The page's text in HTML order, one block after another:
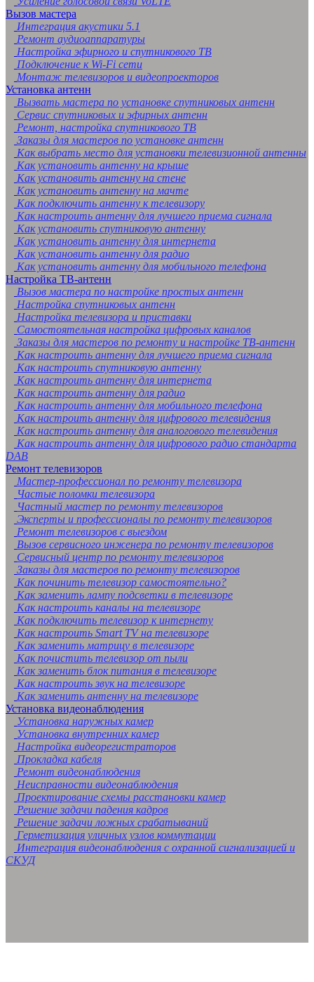
Вызов мастера
Интеграция акустики 5.1
Ремонт аудиоаппаратуры
Настройка эфирного и спутникового ТВ
Подключение к Wi-Fi сети
Монтаж телевизоров и видеопроекторов
Установка антенн
Вызвать мастера по установке спутниковых антенн
Сервис спутниковых и эфирных антенн
Ремонт, настройка спутникового ТВ
Заказы для мастеров по установке антенн
Как выбрать место для установки телевизионной антенны
Как установить антенну на крыше
Как установить антенну на стене
Как установить антенну на мачте
Как подключить антенну к телевизору
Как настроить антенну для лучшего приема сигнала
Как установить спутниковую антенну
Как установить антенну для интернета
Как установить антенну для радио
Как установить антенну для мобильного телефона
Настройка ТВ-антенн
Вызов мастера по настройке простых антенн
Настройка спутниковых антенн
Настройка телевизора и приставки
Самостоятельная настройка цифровых каналов
Заказы для мастеров по ремонту и настройке ТВ-антенн
Как настроить антенну для лучшего приема сигнала
Как настроить спутниковую антенну
Как настроить антенну для интернета
Как настроить антенну для радио
Как настроить антенну для мобильного телефона
Как настроить антенну для цифрового телевидения
Как настроить антенну для аналогового телевидения
Как настроить антенну для цифрового радио стандарта
DAB
Ремонт телевизоров
Мастер-профессионал по ремонту телевизора
Частые поломки телевизора
Частный мастер по ремонту телевизоров
Эксперты и профессионалы по ремонту телевизоров
Ремонт телевизоров с выездом
Вызов сервисного инженера по ремонту телевизоров
Сервисный центр по ремонту телевизоров
Заказы для мастеров по ремонту телевизоров
Как починить телевизор самостоятельно?
Как заменить лампу подсветки в телевизоре
Как настроить каналы на телевизоре
Как подключить телевизор к интернету
Как настроить Smart TV на телевизоре
Как заменить матрицу в телевизоре
Как почистить телевизор от пыли
Как заменить блок питания в телевизоре
Как настроить звук на телевизоре
Как заменить антенну на телевизоре
Установка видеонаблюдения
Установка наружных камер
Установка внутренних камер
Настройка видеорегистраторов
Прокладка кабеля
Ремонт видеонаблюдения
Неисправности видеонаблюдения
Проектирование схемы расстановки камер
Решение задачи падения кадров
Решение задачи ложных срабатываний
Герметизация уличных узлов коммутации
Интеграция видеонаблюдения с охранной сигнализацией и
СКУД